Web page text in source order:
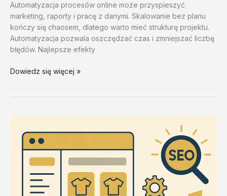
Automatyzacja procesów online może przyspieszyć
marketing, raporty i pracę z danymi. Skalowanie bez planu
kończy się chaosem, dlatego warto mieć strukturę projektu.
Automatyzacja pozwala oszczędzać czas i zmniejszać liczbę
błędów. Najlepsze efekty
Narzędzia
fingerprint
20260202
6D41F
Dowiedz się więcej »